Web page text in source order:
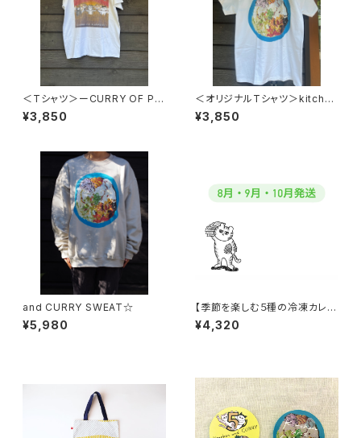
＜Tシャツ＞ーCURRY OF PU
PPETS
¥3,850
＜オリジナルTシャツ＞kitchen
and CURRY
¥3,850
and CURRY SWEAT☆
¥5,980
【季節を楽しむ５種の冷凍カレー
バランスセット】クール便
¥4,320